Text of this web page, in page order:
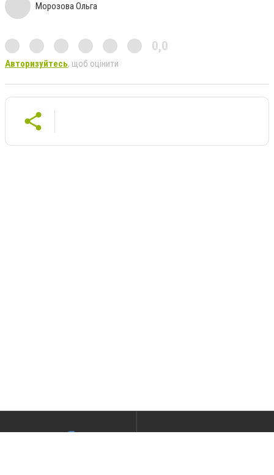
Морозова Ольга
0,0
Авторизуйтесь, щоб оцінити